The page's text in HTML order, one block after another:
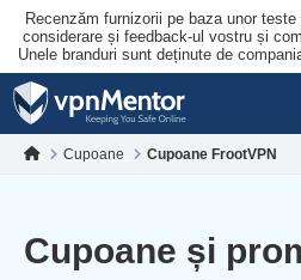
Recenzăm furnizorii pe baza unor
considerare și feedback-ul vostru și
Unele branduri sunt deținute de
Cupoane Cupoane FrootVPN
Cupoane și